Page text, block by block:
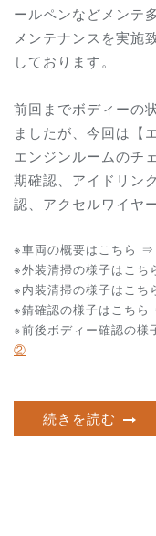
ールペンなどメンテ
メンテナンスを実施
しております。
前回までボディーの
ましたが、今回は【
エンジンルームのチ
期確認、アイドリン
認、アクセルワイヤ
※車両の概要はこちら ⇒
※外装清掃の様子はこ
※内装清掃の様子はこ
※錆確認の様子はこち
※前後ボディー確認の
②
続きを読む